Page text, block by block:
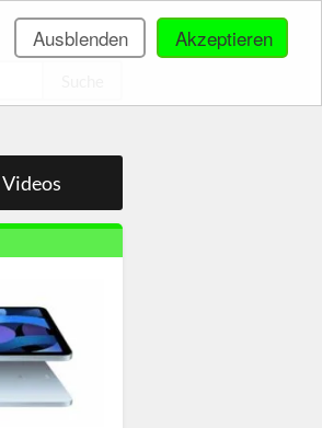
Akzeptieren
Ausblenden
Videos